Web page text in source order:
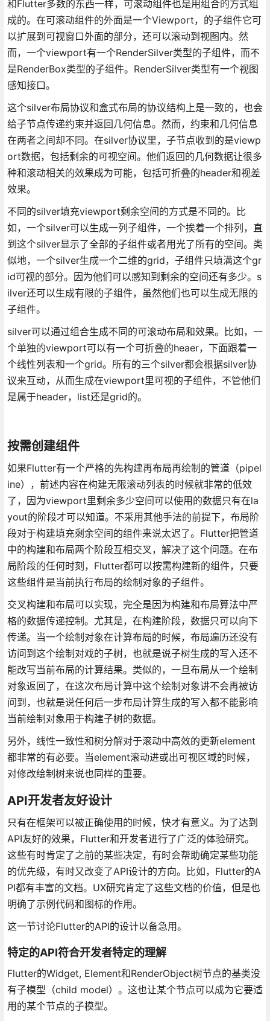
和Flutter多数的东西一样，可滚动组件也是用组合的方式组
成的。在可滚动组件的外面是一个Viewport，的子组件它可
以扩展到可视窗口外面的部分，还可以滚动到视图内。然
而，一个viewport有一个RenderSilver类型的子组件，而不
是RenderBox类型的子组件。RenderSilver类型有一个视图
感知接口。
这个silver布局协议和盒式布局的协议结构上是一致的，也会
给子节点传递约束并返回几何信息。然而，约束和几何信息
在两者之间却不同。在silver协议里，子节点收到的是viewp
ort数据，包括剩余的可视空间。他们返回的几何数据让很多
种和滚动相关的效果成为可能，包括可折叠的header和视差
效果。
不同的silver填充viewport剩余空间的方式是不同的。比
如，一个silver可以生成一列子组件，一个挨着一个排列，直
到这个silver显示了全部的子组件或者用光了所有的空间。类
似地，一个silver生成一个二维的grid，子组件只填满这个gr
id可视的部分。因为他们可以感知到剩余的空间还有多少。s
ilver还可以生成有限的子组件，虽然他们也可以生成无限的
子组件。
silver可以通过组合生成不同的可滚动布局和效果。比如，一
个单独的viewport可以有一个可折叠的heaer，下面跟着一
个线性列表和一个grid。所有的三个silver都会根据silver协
议来互动，从而生成在viewport里可视的子组件，不管他们
是属于header，list还是grid的。
按需创建组件
如果Flutter有一个严格的先构建再布局再绘制的管道（pipel
ine），前述内容在构建无限滚动列表的时候就非常的低效
了，因为viewport里剩余多少空间可以使用的数据只有在la
yout的阶段才可以知道。不采用其他手法的前提下，布局阶
段对于构建填充剩余空间的组件来说太迟了。Flutter把管道
中的构建和布局两个阶段互相交叉，解决了这个问题。在布
局阶段的任何时刻，Flutter都可以按需构建新的组件，只要
这些组件是当前执行布局的绘制对象的子组件。
交叉构建和布局可以实现，完全是因为构建和布局算法中严
格的数据传递控制。尤其是，在构建阶段，数据只可以向下
传递。当一个绘制对象在计算布局的时候，布局遍历还没有
访问到这个绘制对戏的子树，也就是说子树生成的写入还不
能改写当前布局的计算结果。类似的，一旦布局从一个绘制
对象返回了，在这次布局计算中这个绘制对象讲不会再被访
问到，也就是说任何后一步布局计算生成的写入都不能影响
当前绘制对象用于构建子树的数据。
另外，线性一致性和树分解对于滚动中高效的更新element
都非常的有必要。当element滚动进或出可视区域的时候，
对修改绘制树来说也同样的重要。
API开发者友好设计
只有在框架可以被正确使用的时候，快才有意义。为了达到
API友好的效果，Flutter和开发者进行了广泛的体验研究。
这些有时肯定了之前的某些决定，有时会帮助确定某些功能
的优先级，有时又改变了API设计的方向。比如，Flutter的A
PI都有丰富的文档。UX研究肯定了这些文档的价值，但是也
明确了示例代码和图标的作用。
这一节讨论Flutter的API的设计以备急用。
特定的API符合开发者特定的理解
Flutter的Widget, Element和RenderObject树节点的基类没
有子模型（child model）。这也让某个节点可以成为它要适
用的某个节点的子模型。